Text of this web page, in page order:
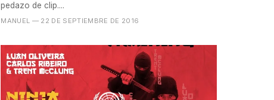
pedazo de clip....
MANUEL — 22 DE SEPTIEMBRE DE 2016